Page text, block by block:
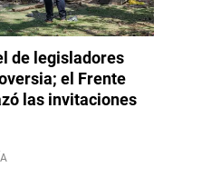
de legisladores
el Frente
las invitaciones